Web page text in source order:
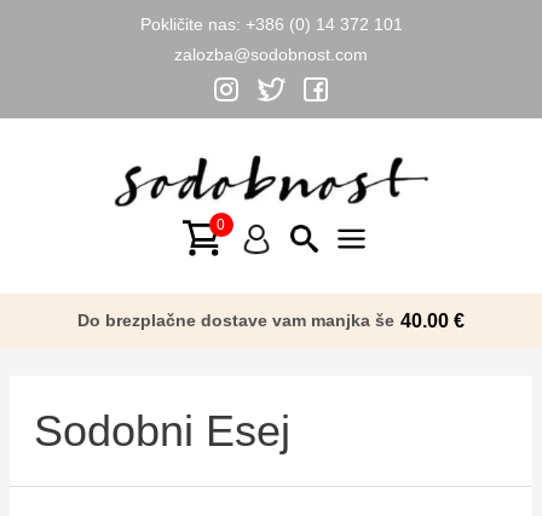
Pokličite nas: +386 (0) 14 372 101
zalozba@sodobnost.com
Menu
Do brezplačne dostave vam manjka še 40.00 €
Sodobni Esej